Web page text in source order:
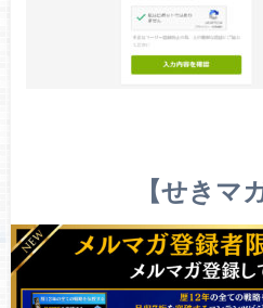
【せきマ